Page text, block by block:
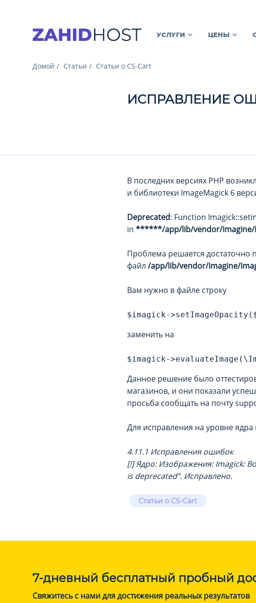
УСЛУГИ ЦЕНЫ
Домой Статьи Статьи о CS-Cart
ИСПРАВЛЕНИЕ
В последних версиях PHP
и библиотеки ImageMagick 6
Deprecated: Function
in ******/app/lib/vendor/imagine/
Проблема решается достаточно
файл /app/lib/vendor/imagine/
Вам нужно в файле строку
$imagick-
заменить на
$imagick-
Данное решение было
магазинов, и они показали
просьба сообщать на почту
Для исправления на уровне
4.11.1 Исправления ошибок
[!] Ядро: Изображения: Imagick:
is deprecated”. Исправлено.
Статьи о CS-Cart
7-дневный бесплатный пробный
Свяжитесь с нами для достижения реальных результатов